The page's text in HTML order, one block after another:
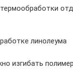
линолеума
изгибать